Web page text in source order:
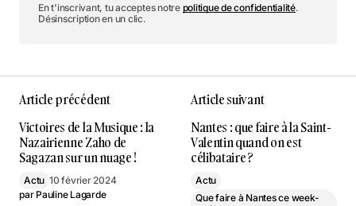
En t'inscrivant, tu acceptes notre politique de confidentialité.
Désinscription en un clic.
Article précédent
Victoires de la Musique : la
Nazairienne Zaho de
Sagazan sur un nuage !
Actu 10 février 2024
par Pauline Lagarde
Article suivant
Nantes : que faire à la Saint-
Valentin quand on est
célibataire ?
Actu
Que faire à Nantes ce week-